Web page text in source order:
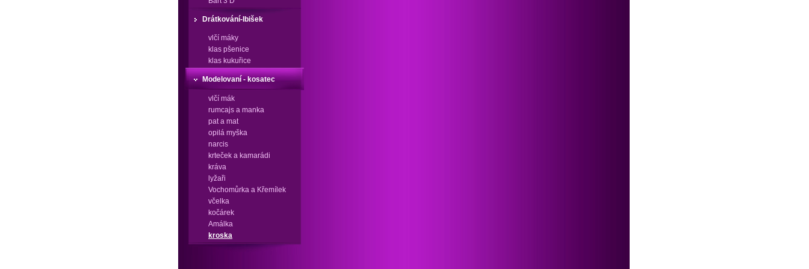
Drátkování-Ibišek
vlčí máky
klas pšenice
klas kukuřice
Modelovaní - kosatec
vlčí mák
rumcajs a manka
pat a mat
opilá myška
narcis
krteček a kamarádi
kráva
lyžaři
Vochomůrka a Křemílek
včelka
kočárek
Amálka
kroska